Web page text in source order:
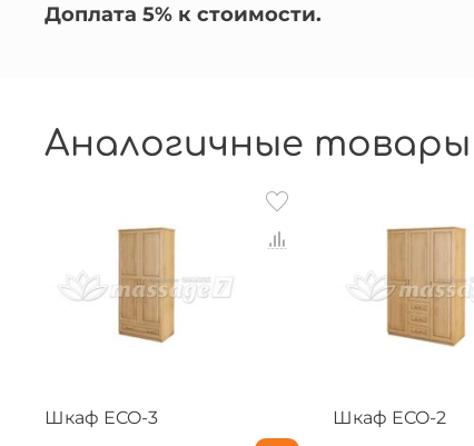
Доплата 5% к стоимости.
Аналогичные товары
Шкаф ECO-3 Шкаф ECO-2